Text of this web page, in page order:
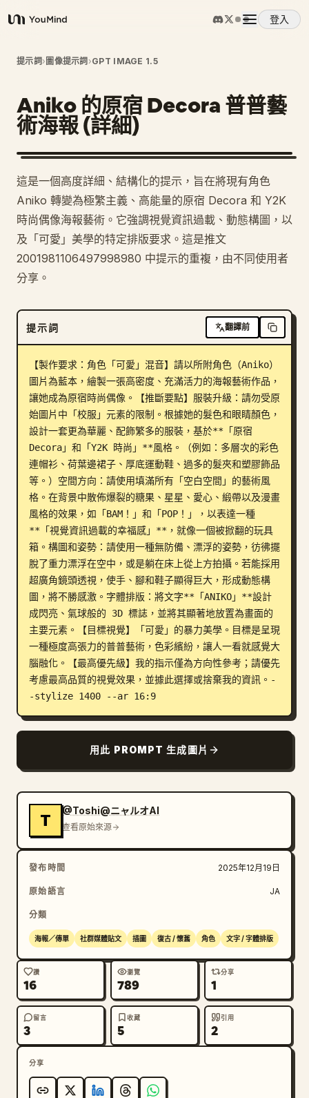
YouMind
登入
概覽
使用案例
技能
提示詞
定價
下載
部落格
更新
提示詞› 圖像提示詞 ›GPT IMAGE 1.5
Aniko 的原宿 Decora 普普藝
術海報 (詳細)
這是一個高度詳細、結構化的提示，旨在將現有角色
Aniko 轉變為極繁主義、高能量的原宿 Decora 和 Y2K
時尚偶像海報藝術。它強調視覺資訊過載、動態構圖，以
及「可愛」美學的特定排版要求。這是推文
2001981106497998980 中提示的重複，由不同使用者
分享。
提示詞 翻譯前
【製作要求：角色「可愛」混音】請以所附角色（Aniko）
圖片為藍本，繪製一張高密度、充滿活力的海報藝術作品，
讓她成為原宿時尚偶像。【推斷要點】服裝升級：請勿受原
始圖片中「校服」元素的限制。根據她的髮色和眼睛顏色，
設計一套更為華麗、配飾繁多的服裝，基於**「原宿
Decora」和「Y2K 時尚」**風格。（例如：多層次的彩色
連帽衫、荷葉邊裙子、厚底運動鞋、過多的髮夾和塑膠飾品
等。）空間方向：請使用填滿所有「空白空間」的藝術風
格。在背景中散佈爆裂的糖果、星星、愛心、緞帶以及漫畫
風格的效果，如「BAM！」和「POP！」，以表達一種
**「視覺資訊過載的幸福感」**，就像一個被掀翻的玩具
箱。構圖和姿勢：請使用一種無防備、漂浮的姿勢，彷彿擺
脫了重力漂浮在空中，或是躺在床上從上方拍攝。若能採用
超廣角鏡頭透視，使手、腳和鞋子顯得巨大，形成動態構
圖，將不勝感激。字體排版：將文字**「ANIKO」**設計
成閃亮、氣球般的 3D 標誌，並將其顯著地放置為畫面的
主要元素。【目標視覺】「可愛」的暴力美學。目標是呈現
一種極度高張力的普普藝術，色彩繽紛，讓人一看就感覺大
腦融化。【最高優先級】我的指示僅為方向性參考；請優先
考慮最高品質的視覺效果，並據此選擇或捨棄我的資訊。-
-stylize 1400 --ar 16:9
用此 PROMPT 生成圖片
T
@Toshi@ニャルオAI
查看原始來源
發布時間 2025年12月19日
原始語言 JA
分類
海報／傳單 社群媒體貼文 插圖 復古 / 懷舊 角色 文字 / 字體排版
讚
16
瀏覽
789
分享
1
留言
3
收藏
5
引用
2
分享